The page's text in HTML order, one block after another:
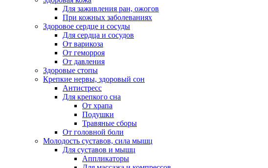
Для заживления ран, ожогов
При кожных заболеваниях
Здоровое сердце и сосуды
Для сердца и сосудов
От варикоза
От геморроя
От давления
Здоровые стопы
Крепкие нервы, здоровый сон
Антистресс
Для крепкого сна
От храпа
Подушки
Травяные сборы
От головной боли
Молодость суставов, сила мышц
Для суставов и мышц
Аппликаторы